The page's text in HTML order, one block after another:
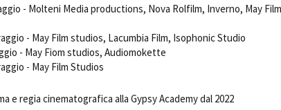
FILM DATABASE
BOOK DATABASE
NEWS
Mostra
Toronto
- Molteni Media productions, Nova Rolfilm, Inverno, May Film
- May Film studios, Lacumbia Film, Isophonic Studio
- May Fiom studios, Audiomokette
- May Film Studios
e regia cinematografica alla Gypsy Academy dal 2022